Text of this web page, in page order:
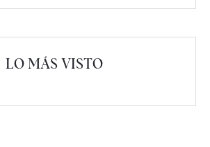
LO MÁS VISTO